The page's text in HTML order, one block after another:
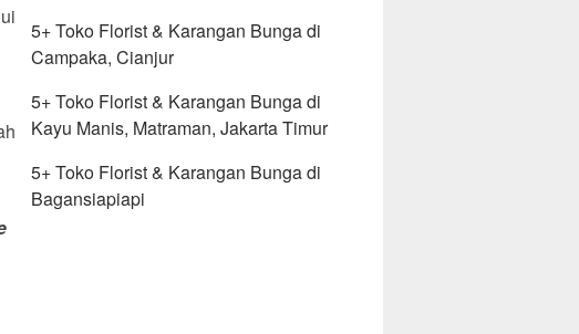
5+ Toko Florist & Karangan Bunga di
Campaka, Cianjur
5+ Toko Florist & Karangan Bunga di
Kayu Manis, Matraman, Jakarta Timur
5+ Toko Florist & Karangan Bunga di
Bagansiapiapi